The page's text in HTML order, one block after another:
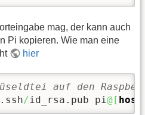
mag, der kann auch
Pi kopieren. Wie man eine
hier
auf den
.ssh/id_rsa.pub pi@ [